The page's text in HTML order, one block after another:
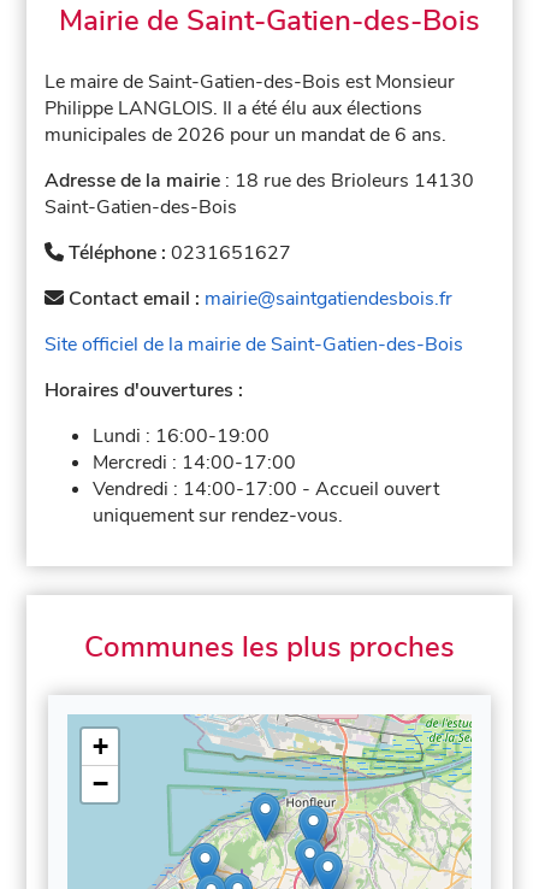
Mairie de Saint-Gatien-des-Bois
Le maire de Saint-Gatien-des-Bois est Monsieur
Philippe LANGLOIS. Il a été élu aux élections
municipales de 2026 pour un mandat de 6 ans.
Adresse de la mairie : 18 rue des Brioleurs 14130
Saint-Gatien-des-Bois
Téléphone :0231651627
Contact email : mairie@saintgatiendesbois.fr
Site officiel de la mairie de Saint-Gatien-des-Bois
Horaires d'ouvertures :
Lundi : 16:00-19:00
Mercredi : 14:00-17:00
Vendredi : 14:00-17:00 -Accueil ouvert
uniquement sur rendez-vous.
Communes les plus proches
+
−